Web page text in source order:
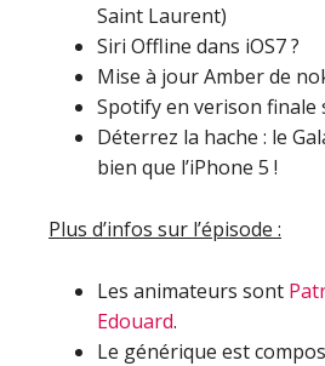
Saint Laurent)
Siri Offline dans iOS7 ?
Mise à jour Amber de
Spotify en verison finale
Déterrez la hache : le
bien que l’iPhone 5 !
Plus d’infos sur l’épisode :
Les animateurs sont
Edouard.
Le générique est